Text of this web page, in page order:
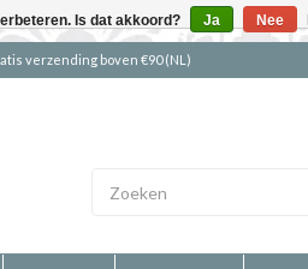
verzending boven €90 (NL)
Is dat akkoord? Ja Nee